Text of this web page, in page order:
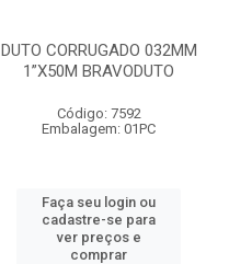
DUTO CORRUGADO 032MM
1”X50M BRAVODUTO
Código: 7592
Embalagem: 01PC
Faça seu login ou
cadastre-se para
ver preços e
comprar